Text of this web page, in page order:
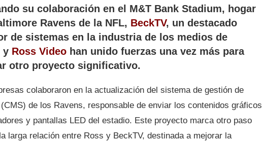
su colaboración en el M&T Bank Stadium, hogar
Ravens de la NFL, BeckTV, un destacado
de sistemas en la industria de los medios de
y Ross Video han unido fuerzas una vez más para
otro proyecto significativo.
colaboraron en la actualización del sistema de gestión de
de los Ravens, responsable de enviar los contenidos gráficos
y pantallas LED del estadio. Este proyecto marca otro paso
larga relación entre Ross y BeckTV, destinada a mejorar la